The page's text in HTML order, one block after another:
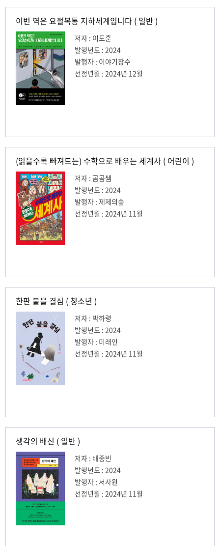
이번 역은 요절복통 지하세계입니다 ( 일반 )
저자 : 이도훈
발행년도 : 2024
발행자 : 이야기장수
선정년월 : 2024년 12월
(읽을수록 빠져드는) 수학으로 배우는 세계사 ( 어린이 )
저자 : 곰곰쌤
발행년도 : 2024
발행자 : 제제의숲
선정년월 : 2024년 11월
한판 붙을 결심 ( 청소년 )
저자 : 박하령
발행년도 : 2024
발행자 : 미래인
선정년월 : 2024년 11월
생각의 배신 ( 일반 )
저자 : 배종빈
발행년도 : 2024
발행자 : 서사원
선정년월 : 2024년 11월